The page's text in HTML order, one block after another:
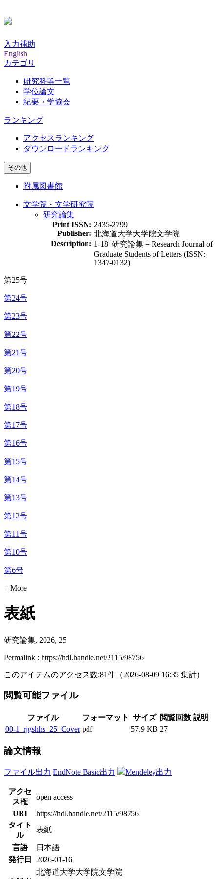
入力補助
English
カテゴリ
研究科等一覧
学位論文
紀要・学協会
ランキング
アクセスランキング
ダウンロードランキング
その他
附属図書館
文学院・文学研究院
研究論集
Print ISSN: 2435-2799
Publisher: 北海道大学大学院文学院
Description: 1-18: 研究論集 = Research Journal of
Graduate Students of Letters (ISSN:
1347-0132)
第25号
第24号
第23号
第22号
第21号
第20号
第19号
第18号
第17号
第16号
第15号
第14号
第13号
第12号
第11号
第10号
第6号
+ More
表紙
研究論集, 2026, 25
Permalink : https://hdl.handle.net/2115/98756
このアイテムのアクセス数:81件 （2026-08-09 16:35 集計）
閲覧可能ファイル
ファイル フォーマット サイズ 閲覧回数 説明
00-1_rjgshhs_25_Cover pdf 57.9 KB 27
論文情報
ファイル出力 EndNote Basic出力 Mendeley出力
アクセ
ス権
open access
URI
https://hdl.handle.net/2115/98756
タイト
ル
表紙
言語
日本語
発行日
2026-01-16
北海道大学大学院文学院